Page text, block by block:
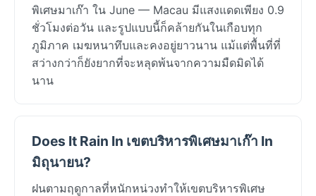
พิเศษมาเก๊า ใน June — Macau มีแสงแดดเพียง 0.9
ชั่วโมงต่อวัน และรูปแบบนี้ก็คล้ายกันในเกือบทุก
ภูมิภาค เมฆหนาทึบและคงอยู่ยาวนาน แม้แต่พื้นที่ที่
สว่างกว่าก็ยังยากที่จะหลุดพ้นจากความมืดมิดได้
นาน
Does It Rain In เขตบริหารพิเศษมาเก๊า In
มิถุนายน?
ฝนตามฤดูกาลที่หนักหน่วงทำให้เขตบริหารพิเศษ